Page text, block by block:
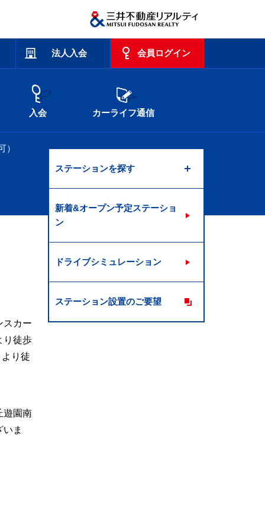
法人入会 会員ログイン
入会 カーライフ通信
）
スカー
り徒歩
り徒
遊園南
ま
ステーションを探す
新着&オープン予定ステーショ
ン
ドライブシミュレーション
ステーション設置のご要望